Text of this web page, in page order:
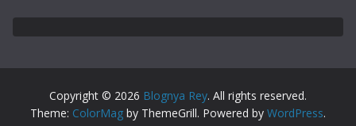
Copyright © 2026 Blognya Rey. All rights reserved.
Theme: ColorMag by ThemeGrill. Powered by WordPress.